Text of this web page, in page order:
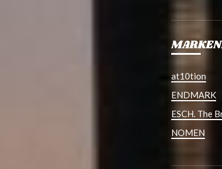
at10tion
ENDMARK
ESCH. The
NOMEN